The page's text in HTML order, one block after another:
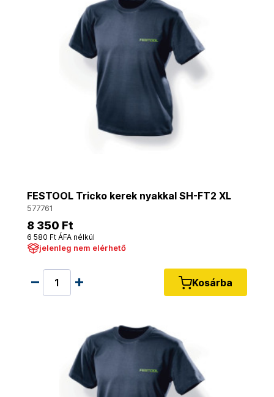
FESTOOL Tricko kerek nyakkal SH-FT2 XL
577761
8 350 Ft
6 580 Ft ÁFA nélkül
jelenleg nem elérhető
Kosárba